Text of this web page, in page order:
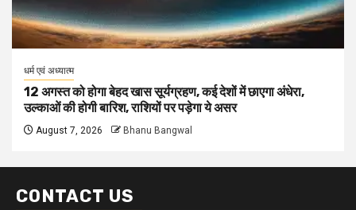
धर्म एवं अध्यात्म
12 अगस्त को होगा बेहद खास सूर्यग्रहण, कई देशों में छाएगा अंधेरा,
उल्काओं की होगी बारिश, राशियों पर पड़ेगा ये असर
August 7, 2026 Bhanu Bangwal
CONTACT US